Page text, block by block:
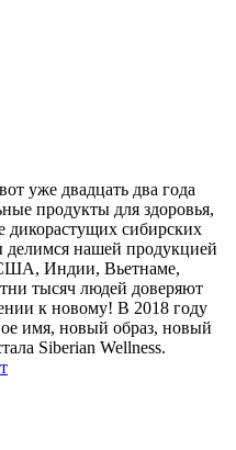
уже двадцать два года
продукты для здоровья,
дикорастущих сибирских
делимся нашей продукцией
Индии, Вьетнаме,
тысяч людей доверяют
к новому! В 2018 году
имя, новый образ, новый
Siberian Wellness.